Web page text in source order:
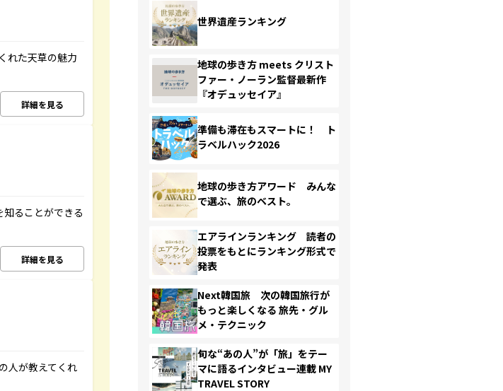
れた天草の魅力
詳細を見る
知ることができる
詳細を見る
人が教えてくれ
世界遺産ランキング
地球の歩き方 meets クリスト
ファー・ノーラン監督最新作
『オデュッセイア』
準備も滞在もスマートに！ ト
ラベルハック2026
地球の歩き方アワード みんな
で選ぶ、旅のベスト。
エアラインランキング 読者の
投票をもとにランキング形式で
発表
Next韓国旅 次の韓国旅行が
もっと楽しくなる 旅先・グル
メ・テクニック
旬な“あの人”が「旅」をテー
マに語るインタビュー連載 MY
TRAVEL STORY